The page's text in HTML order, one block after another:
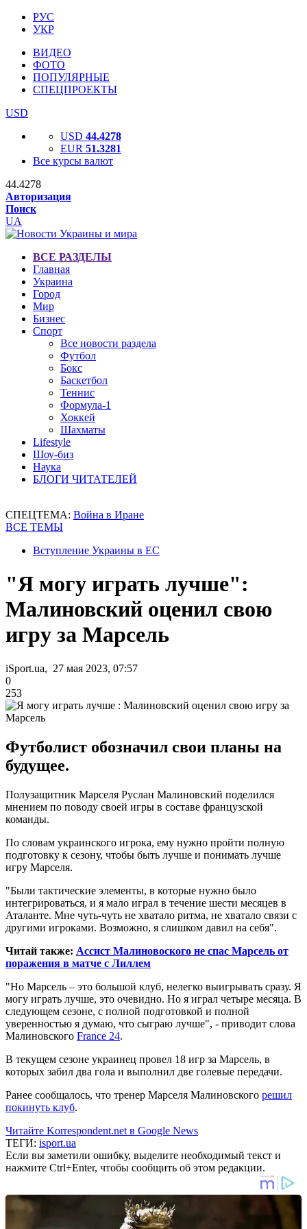
РУС
УКР
ВИДЕО
ФОТО
ПОПУЛЯРНЫЕ
СПЕЦПРОЕКТЫ
USD
USD 44.4278
EUR 51.3281
Все курсы валют
44.4278
Авторизация
Поиск
UA
ВСЕ РАЗДЕЛЫ
Главная
Украина
Город
Мир
Бизнес
Спорт
Все новости раздела
Футбол
Бокс
Баскетбол
Теннис
Формула-1
Хоккей
Шахматы
Lifestyle
Шоу-биз
Наука
БЛОГИ ЧИТАТЕЛЕЙ
СПЕЦТЕМА: Война в Иране
ВСЕ ТЕМЫ
Вступление Украины в ЕС
"Я могу играть лучше":
Малиновский оценил свою
игру за Марсель
iSport.ua, 27 мая 2023, 07:57
0
253
Футболист обозначил свои планы на
будущее.
Полузащитник Марселя Руслан Малиновский поделился
мнением по поводу своей игры в составе французской
команды.
По словам украинского игрока, ему нужно пройти полную
подготовку к сезону, чтобы быть лучше и понимать лучше
игру Марселя.
"Были тактические элементы, в которые нужно было
интегрироваться, и я мало играл в течение шести месяцев в
Аталанте. Мне чуть-чуть не хватало ритма, не хватало связи с
другими игроками. Возможно, я слишком давил на себя".
Читай также: Ассист Малиновоского не спас Марсель от
поражения в матче с Лиллем
"Но Марсель – это большой клуб, нелегко выигрывать сразу. Я
могу играть лучше, это очевидно. Но я играл четыре месяца. В
следующем сезоне, с полной подготовкой и полной
уверенностью я думаю, что сыграю лучше", - приводит слова
Малиновского France 24.
В текущем сезоне украинец провел 18 игр за Марсель, в
которых забил два гола и выполнил две голевые передачи.
Ранее сообщалось, что тренер Марселя Малиновского решил
покинуть клуб.
Читайте Korrespondent.net в Google News
ТЕГИ: isport.ua
Если вы заметили ошибку, выделите необходимый текст и
нажмите Ctrl+Enter, чтобы сообщить об этом редакции.